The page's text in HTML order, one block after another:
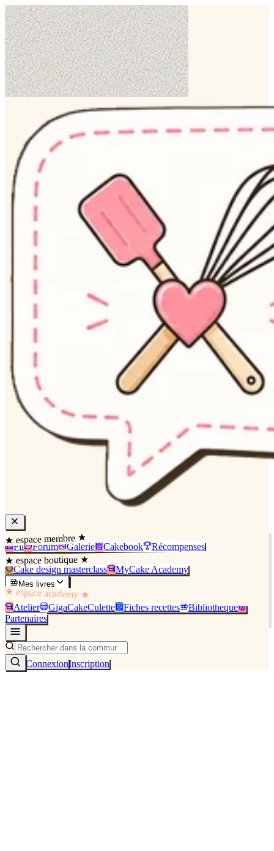
★ espace membre ★
Fil Forum Galerie Cakebook Récompenses
★ espace boutique ★
Cake design masterclass MyCake Academy
Mes livres
★ espace academy ★
Atelier GigaCakeCulette Fiches recettes
Bibliothèque
Partenaires
ConnexionInscription